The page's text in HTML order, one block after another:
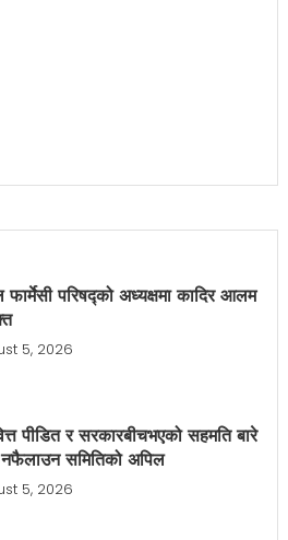
फार्मेसी परिषद्को अध्यक्षमा कादिर आलम
5, 2026
पीडित र सरकारबीचभएको सहमति बारे
समितिको अपिल
5, 2026